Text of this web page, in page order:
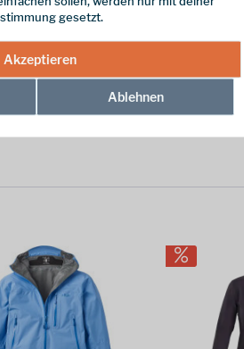
gesetzt.
Akzeptieren
Ablehnen